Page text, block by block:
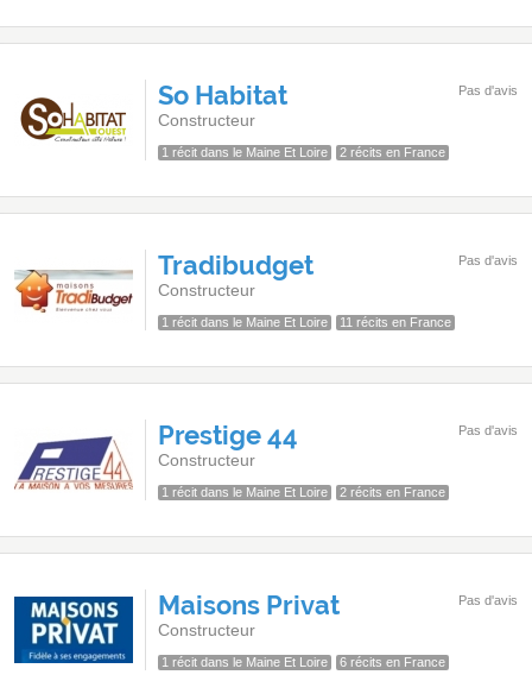
So Habitat
Constructeur
1 récit dans le Maine Et Loire 2 récits en France
Pas d'avis
Tradibudget
Constructeur
1 récit dans le Maine Et Loire 11 récits en France
Pas d'avis
Prestige 44
Constructeur
1 récit dans le Maine Et Loire 2 récits en France
Pas d'avis
Maisons Privat
Constructeur
1 récit dans le Maine Et Loire 6 récits en France
Pas d'avis